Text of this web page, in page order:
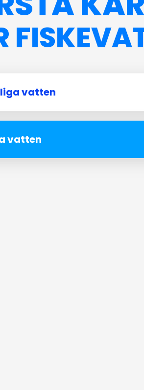
vatten
vatten